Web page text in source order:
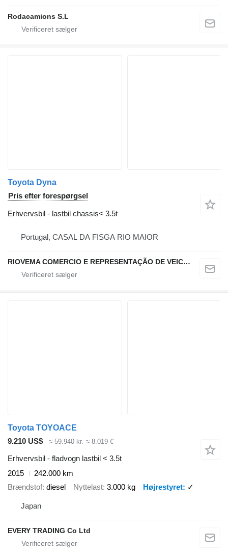
Rodacamions S.L
Toyota Dyna
Pris efter forespørgsel
Erhvervsbil - lastbil chassis< 3.5t
Portugal, CASAL DA FISGA RIO MAIOR
RIOVEMA COMERCIO E REPRESENTAÇÃO DE VEICULOS E MAQUINAS LDA
Toyota TOYOACE
9.210 US$
≈ 59.940 kr. ≈ 8.019 €
Erhvervsbil - fladvogn lastbil < 3.5t
2015
242.000 km
Brændstof diesel Nyttelast 3.000 kg Højrestyret ✓
Japan
EVERY TRADING Co Ltd